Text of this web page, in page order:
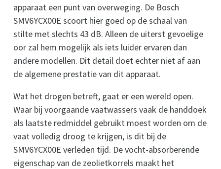
apparaat een punt van overweging. De Bosch
SMV6YCX00E scoort hier goed op de schaal van
stilte met slechts 43 dB. Alleen de uiterst gevoelige
oor zal hem mogelijk als iets luider ervaren dan
andere modellen. Dit detail doet echter niet af aan
de algemene prestatie van dit apparaat.
Wat het drogen betreft, gaat er een wereld open.
Waar bij voorgaande vaatwassers vaak de handdoek
als laatste redmiddel gebruikt moest worden om de
vaat volledig droog te krijgen, is dit bij de
SMV6YCX00E verleden tijd. De vocht-absorberende
eigenschap van de zeolietkorrels maakt het